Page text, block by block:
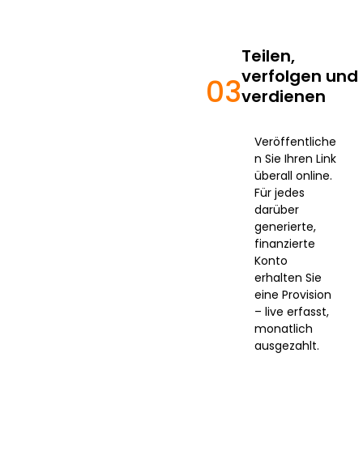
03
Teilen,
verfolgen und
verdienen
Veröffentliche
n Sie Ihren Link
überall online.
Für jedes
darüber
generierte,
finanzierte
Konto
erhalten Sie
eine Provision
– live erfasst,
monatlich
ausgezahlt.